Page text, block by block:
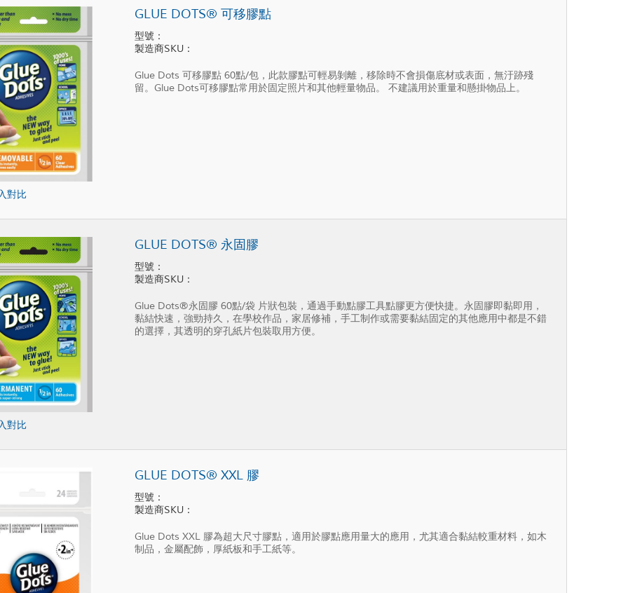
對比
GLUE DOTS® 可移膠點
型號：
製造商SKU：
Glue Dots 可移膠點 60點/包，此款膠點可輕易剝離，移除時不會損傷底材或表面，無汙跡殘
留。Glue Dots可移膠點常用於固定照片和其他輕量物品。 不建議用於重量和懸掛物品上。
對比
GLUE DOTS® 永固膠
型號：
製造商SKU：
Glue Dots®永固膠 60點/袋 片狀包裝，通過手動點膠工具點膠更方便快捷。永固膠即黏即用，
黏結快速，強勁持久，在學校作品，家居修補，手工制作或需要黏結固定的其他應用中都是不錯
的選擇，其透明的穿孔紙片包裝取用方便。
GLUE DOTS® XXL 膠
型號：
製造商SKU：
Glue Dots XXL 膠為超大尺寸膠點，適用於膠點應用量大的應用，尤其適合黏結較重材料，如木
制品，金屬配飾，厚紙板和手工紙等。